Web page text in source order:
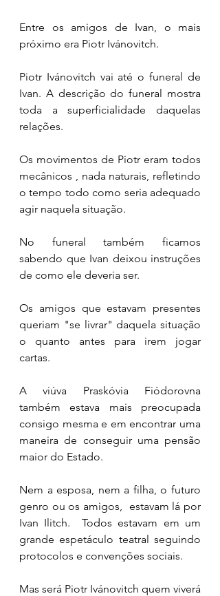
Entre os amigos de Ivan, o mais
próximo era Piotr Ivánovitch.
Piotr Ivánovitch vai até o funeral de
Ivan. A descrição do funeral mostra
toda a superficialidade daquelas
relações.
Os movimentos de Piotr eram todos
mecânicos , nada naturais, refletindo
o tempo todo como seria adequado
agir naquela situação.
No funeral também ficamos
sabendo que Ivan deixou instruções
de como ele deveria ser.
Os amigos que estavam presentes
queriam "se livrar" daquela situação
o quanto antes para irem jogar
cartas.
A viúva Praskóvia Fiódorovna
também estava mais preocupada
consigo mesma e em encontrar uma
maneira de conseguir uma pensão
maior do Estado.
Nem a esposa, nem a filha, o futuro
genro ou os amigos,  estavam lá por
Ivan Ilitch.  Todos estavam em um
grande espetáculo teatral seguindo
protocolos e convenções sociais.
Mas será Piotr Ivánovitch quem viverá